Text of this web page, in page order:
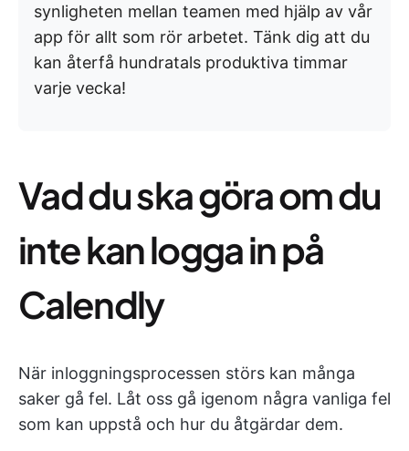
synligheten mellan teamen med hjälp av vår
app för allt som rör arbetet. Tänk dig att du
kan återfå hundratals produktiva timmar
varje vecka!
Vad du ska göra om du
inte kan logga in på
Calendly
När inloggningsprocessen störs kan många
saker gå fel. Låt oss gå igenom några vanliga fel
som kan uppstå och hur du åtgärdar dem.